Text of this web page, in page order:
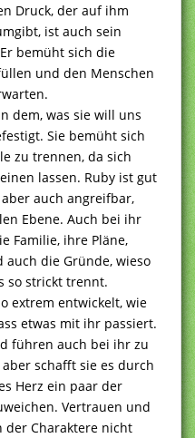
Druck, der auf ihm
ist auch sein
bemüht sich die
und den Menschen
dem, was sie will uns
Sie bemüht sich
zu trennen, da sich
lassen. Ruby ist gut
auch angreifbar,
Ebene. Auch bei ihr
Familie, ihre Pläne,
auch die Gründe, wieso
so strickt trennt.
extrem entwickelt, wie
etwas mit ihr passiert.
führen auch bei ihr zu
schafft sie es durch
Herz ein paar der
Vertrauen und
der Charaktere nicht